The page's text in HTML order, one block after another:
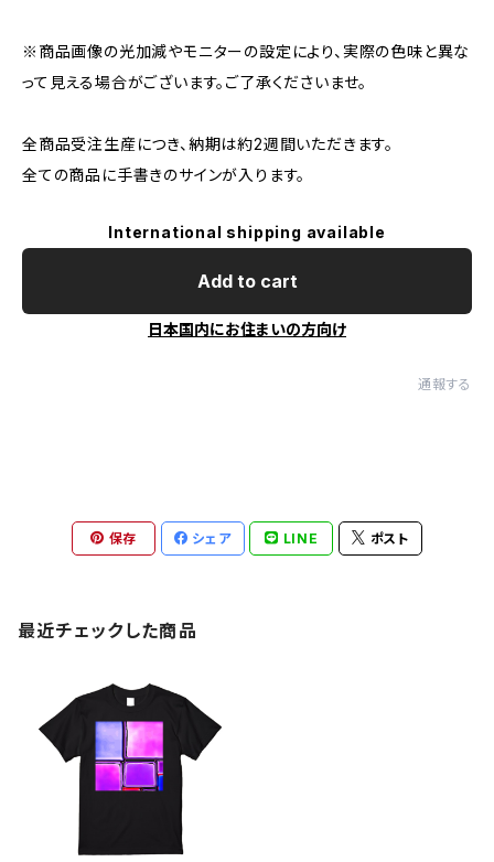
※商品画像の光加減やモニターの設定により、実際の色味と異な
って見える場合がございます。ご了承くださいませ。
全商品受注生産につき、納期は約2週間いただきます。
全ての商品に手書きのサインが入ります。
International shipping available
Add to cart
日本国内にお住まいの方向け
通報する
保存 シェア LINE ポスト
最近チェックした商品